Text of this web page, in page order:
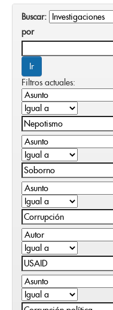
Buscar:
por
Filtros actuales: